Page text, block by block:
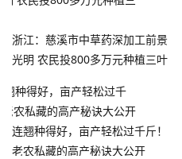
浙江：慈溪市中草药深加工前景
光明 农民投800多万元种植三叶
连翘种得好，亩产轻松过千斤！
老农私藏的高产秘诀大公开